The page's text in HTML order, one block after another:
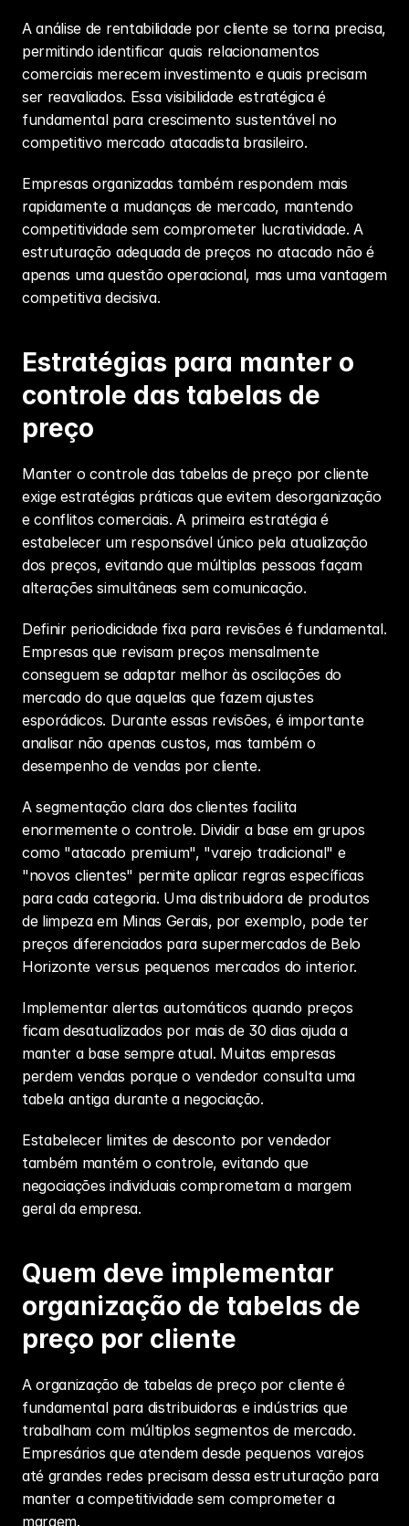
A análise de rentabilidade por cliente se torna precisa,
permitindo identificar quais relacionamentos
comerciais merecem investimento e quais precisam
ser reavaliados. Essa visibilidade estratégica é
fundamental para crescimento sustentável no
competitivo mercado atacadista brasileiro.
Empresas organizadas também respondem mais
rapidamente a mudanças de mercado, mantendo
competitividade sem comprometer lucratividade. A
estruturação adequada de preços no atacado não é
apenas uma questão operacional, mas uma vantagem
competitiva decisiva.
Estratégias para manter o
controle das tabelas de
preço
Manter o controle das tabelas de preço por cliente
exige estratégias práticas que evitem desorganização
e conflitos comerciais. A primeira estratégia é
estabelecer um responsável único pela atualização
dos preços, evitando que múltiplas pessoas façam
alterações simultâneas sem comunicação.
Definir periodicidade fixa para revisões é fundamental.
Empresas que revisam preços mensalmente
conseguem se adaptar melhor às oscilações do
mercado do que aquelas que fazem ajustes
esporádicos. Durante essas revisões, é importante
analisar não apenas custos, mas também o
desempenho de vendas por cliente.
A segmentação clara dos clientes facilita
enormemente o controle. Dividir a base em grupos
como "atacado premium", "varejo tradicional" e
"novos clientes" permite aplicar regras específicas
para cada categoria. Uma distribuidora de produtos
de limpeza em Minas Gerais, por exemplo, pode ter
preços diferenciados para supermercados de Belo
Horizonte versus pequenos mercados do interior.
Implementar alertas automáticos quando preços
ficam desatualizados por mais de 30 dias ajuda a
manter a base sempre atual. Muitas empresas
perdem vendas porque o vendedor consulta uma
tabela antiga durante a negociação.
Estabelecer limites de desconto por vendedor
também mantém o controle, evitando que
negociações individuais comprometam a margem
geral da empresa.
Quem deve implementar
organização de tabelas de
preço por cliente
A organização de tabelas de preço por cliente é
fundamental para distribuidoras e indústrias que
trabalham com múltiplos segmentos de mercado.
Empresários que atendem desde pequenos varejos
até grandes redes precisam dessa estruturação para
manter a competitividade sem comprometer a
margem.